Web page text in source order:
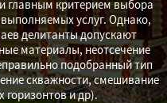
главным критерием выбора
услуг. Однако,
делитанты допускают
материалы, неотсечение
подобранный тип
скважности, смешивание
горизонтов и др).